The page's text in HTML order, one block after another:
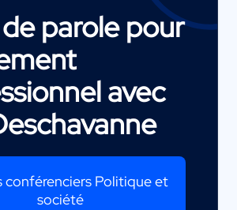
parole pour
avec
conférenciers Politique et
société